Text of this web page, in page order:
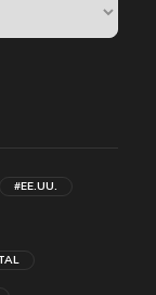
#EE.UU.